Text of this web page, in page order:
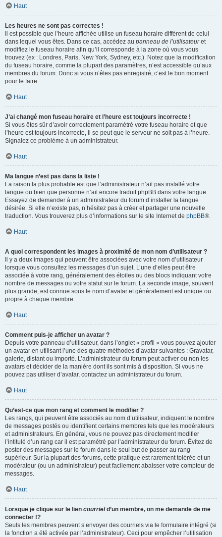
Haut
Les heures ne sont pas correctes !
Il est possible que l’heure affichée utilise un fuseau horaire différent de celui
dans lequel vous êtes. Dans ce cas, accédez au panneau de l’utilisateuret
modifiez le fuseau horaire afin qu’il corresponde à la zone où vous vous
trouvez (ex : Londres, Paris, New York, Sydney, etc.). Notez que la modification
du fuseau horaire, comme la plupart des paramètres, n’est accessible qu’aux
membres du forum. Donc si vous n’êtes pas enregistré, c’est le bon moment
pour le faire.
Haut
J’ai changé mon fuseau horaire et l’heure est toujours incorrecte !
Si vous êtes sûr d’avoir correctement paramétré votre fuseau horaire et que
l’heure est toujours incorrecte, il se peut que le serveur ne soit pas à l’heure.
Signalez ce problème à un administrateur.
Haut
Ma langue n’est pas dans la liste !
La raison la plus probable est que l’administrateur n’ait pas installé votre
langue ou bien que personne n’ait encore traduit phpBB dans votre langue.
Essayez de demander à un administrateur du forum d’installer la langue
désirée. Si elle n’existe pas, n’hésitez pas à créer et partager une nouvelle
traduction. Vous trouverez plus d’informations sur le site Internet de phpBB®.
Haut
A quoi correspondent les images à proximité de mon nom d’utilisateur ?
Il y a deux images qui peuvent être associées avec votre nom d’utilisateur
lorsque vous consultez les messages d’un sujet. L’une d’elles peut être
associée à votre rang, généralement des étoiles ou des blocs indiquant votre
nombre de messages ou votre statut sur le forum. La seconde image, souvent
plus grande, est connue sous le nom d’avatar et généralement est unique ou
propre à chaque membre.
Haut
Comment puis-je afficher un avatar ?
Depuis votre panneau d’utilisateur, dans l’onglet « profil » vous pouvez ajouter
un avatar en utilisant l’une des quatre méthodes d’avatar suivantes : Gravatar,
galerie, distant ou importé. L’administrateur du forum peut activer ou non les
avatars et décider de la manière dont ils sont mis à disposition. Si vous ne
pouvez pas utiliser d’avatar, contactez un administrateur du forum.
Haut
Qu’est-ce que mon rang et comment le modifier ?
Les rangs, qui peuvent être associés au nom d’utilisateur, indiquent le nombre
de messages postés ou identifient certains membres tels que les modérateurs
et administrateurs. En général, vous ne pouvez pas directement modifier
l’intitulé d’un rang car il est paramétré par l’administrateur du forum. Évitez de
poster des messages sur le forum dans le seul but de passer au rang
supérieur. Sur la plupart des forums, cette pratique est rarement tolérée et un
modérateur (ou un administrateur) peut facilement abaisser votre compteur de
messages.
Haut
Lorsque je clique sur le lien courrield’un membre, on me demande de me
connecter !?
Seuls les membres peuvent s’envoyer des courriels via le formulaire intégré (si
la fonction a été activée par l’administrateur). Ceci pour empêcher l’utilisation